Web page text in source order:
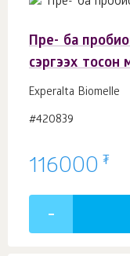
Пре- ба
сэргээх тосон
Experalta Biomelle
#420839
116000 ₮